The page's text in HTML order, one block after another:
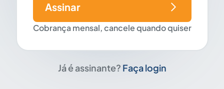
Cobrança mensal, cancele quando quiser
Assinar
Já é assinante? Faça login